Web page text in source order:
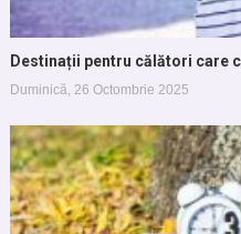
Destinații pentru călători care
Duminică, 26 Octombrie 2025